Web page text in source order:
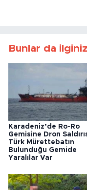
Bunlar da
Karadeniz’de Ro-Ro
Gemisine Dron
Türk Mürettebatın
Bulunduğu Gemide
Yaralılar Var